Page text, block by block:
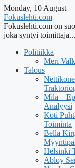
Monday, 10 August
Fokuslehti.com
Fokuslehti.com on
joka syntyi toimittaja...
Politiikka
Meri
Talous
Mila –
Analyysi
Koti
Toiminta
Bella
Helsinki
Abloy